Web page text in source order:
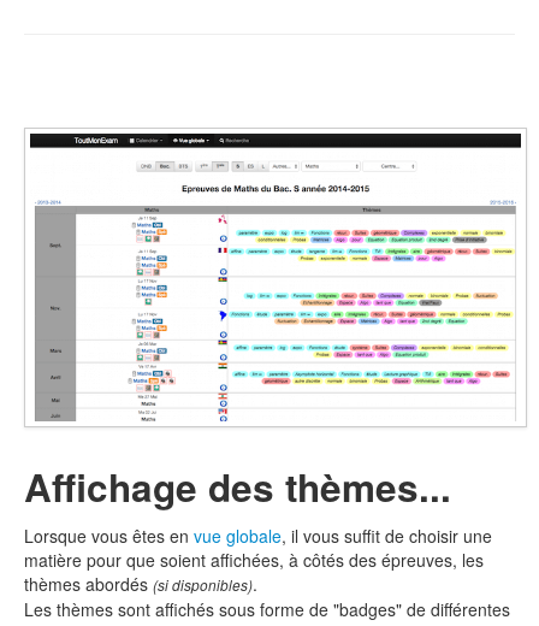
Affichage des thèmes...
Lorsque vous êtes en vue globale, il vous suffit de choisir une
matière pour que soient affichées, à côtés des épreuves, les
thèmes abordés (si disponibles).
Les thèmes sont affichés sous forme de "badges" de différentes